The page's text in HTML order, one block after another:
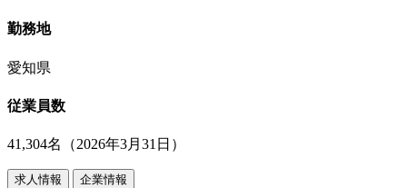
勤務地
愛知県
従業員数
41,304名（2026年3月31日）
求人情報 企業情報